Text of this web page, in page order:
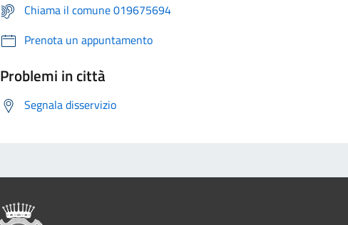
Chiama il comune 019675694
Prenota un appuntamento
Problemi in città
Segnala disservizio